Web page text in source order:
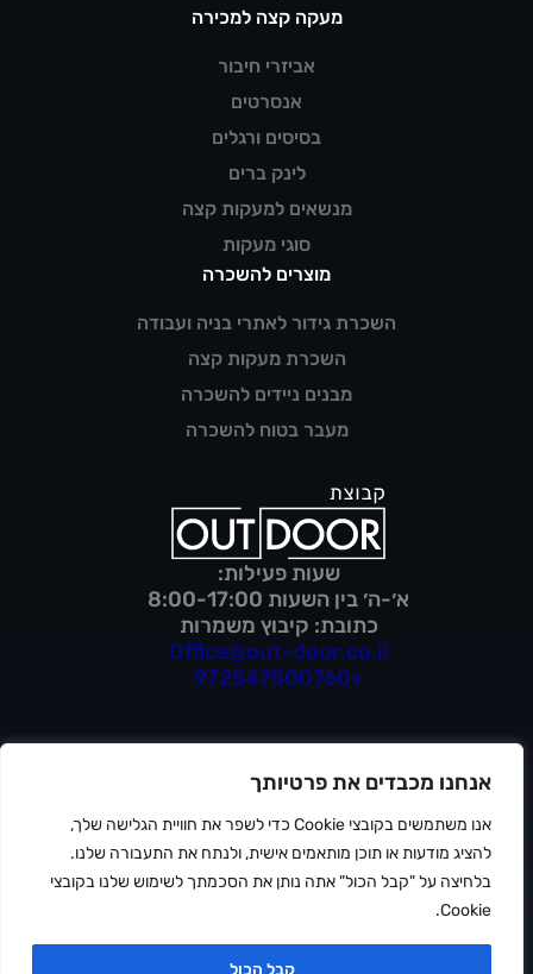
אנחנו מכבדים את פרטיותך
אנו משתמשים בקובצי Cookie כדי לשפר את חוויית הגלישה שלך,
להציג מודעות או תוכן מותאמים אישית, ולנתח את התעבורה שלנו.
בלחיצה על "קבל הכול" אתה נותן את הסכמתך לשימוש שלנו בקובצי
Cookie.
קבל הכול
שעות פעילות:
א׳-ה׳ בין השעות 8:00-17:00
כתובת: קיבוץ משמרות
Office@out-door.co.il
+972547500760
מעקה קצה למכירה
אביזרי חיבור
אנסרטים
בסיסים ורגלים
לינק ברים
מנשאים למעקות קצה
סוגי מעקות
מוצרים להשכרה
השכרת גידור לאתרי בניה ועבודה
השכרת מעקות קצה
מבנים ניידים להשכרה
מעבר בטוח להשכרה
מדיניות פרטיות